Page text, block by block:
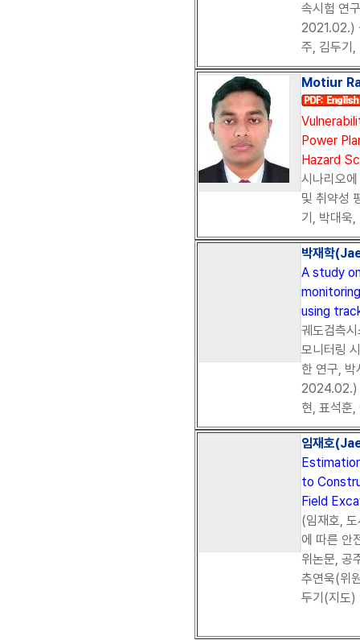
속시험 연
2021.02.)
주, 김두기,
Motiur
Power
Hazard
시나리오
및 취약성
기, 박대욱
박재학
A study
using
궤도검측
모니터링
한 연구, 박
2024.02.)
현, 표석훈
임재호
to
Field
(임재호,
에 따른 안
위논문, 공
추연욱(위
두기(지도)